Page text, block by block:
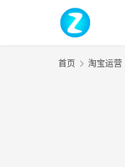
首页 淘宝运营